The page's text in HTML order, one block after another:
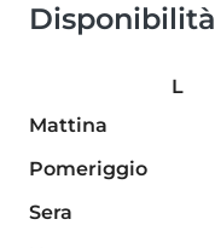
Disponibilità
L
Mattina
Pomeriggio
Sera